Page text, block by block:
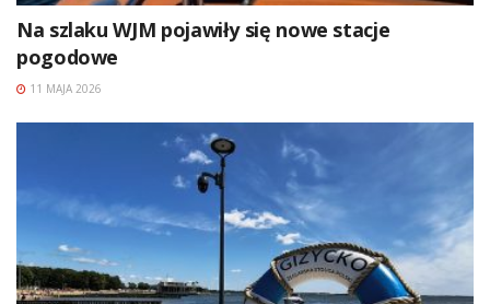
Na szlaku WJM pojawiły się nowe stacje
pogodowe
11 MAJA 2026